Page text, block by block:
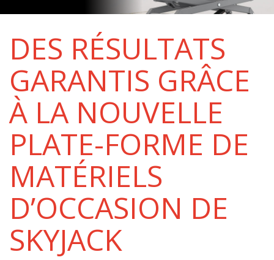
DES RÉSULTATS
GARANTIS GRÂCE
À LA NOUVELLE
PLATE-FORME DE
MATÉRIELS
D’OCCASION DE
SKYJACK